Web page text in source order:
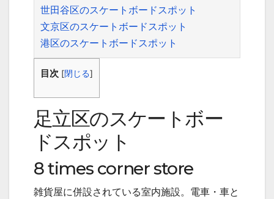
世田谷区のスケートボードスポット
文京区のスケートボードスポット
港区のスケートボードスポット
目次 [閉じる]
足立区のスケートボー
ドスポット
8 times corner store
雑貨屋に併設されている室内施設。電車・車と